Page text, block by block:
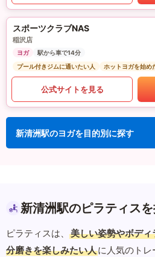
スポーツクラブNAS
稲沢店
ヨガ
駅から車で14分
プール付きジムに通いたい人
ホットヨガを始め
公式サイトを見る
新清洲駅のヨガを目的別に探す
新清洲駅のピラティス
ピラティスは、 美しい姿勢やボデ
分磨きを楽しみたい人に人気のトレ